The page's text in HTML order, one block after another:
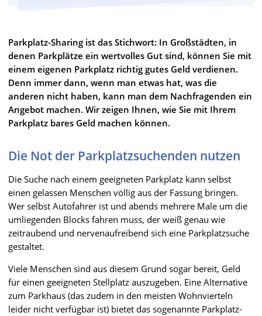
Parkplatz-Sharing ist das Stichwort: In Großstädten, in
denen Parkplätze ein wertvolles Gut sind, können Sie mit
einem eigenen Parkplatz richtig gutes Geld verdienen.
Denn immer dann, wenn man etwas hat, was die
anderen nicht haben, kann man dem Nachfragenden ein
Angebot machen. Wir zeigen Ihnen, wie Sie mit Ihrem
Parkplatz bares Geld machen können.
Die Not der Parkplatzsuchenden nutzen
Die Suche nach einem geeigneten Parkplatz kann selbst
einen gelassen Menschen völlig aus der Fassung bringen.
Wer selbst Autofahrer ist und abends mehrere Male um die
umliegenden Blocks fahren muss, der weiß genau wie
zeitraubend und nervenaufreibend sich eine Parkplatzsuche
gestaltet.
Viele Menschen sind aus diesem Grund sogar bereit, Geld
für einen geeigneten Stellplatz auszugeben. Eine Alternative
zum Parkhaus (das zudem in den meisten Wohnvierteln
leider nicht verfügbar ist) bietet das sogenannte Parkplatz-